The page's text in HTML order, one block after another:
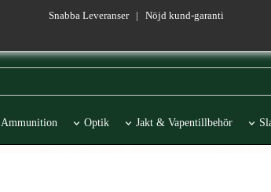
Snabba Leveranser | Nöjd kund-garanti
Ammunition Optik Jakt & Vapentillbehör